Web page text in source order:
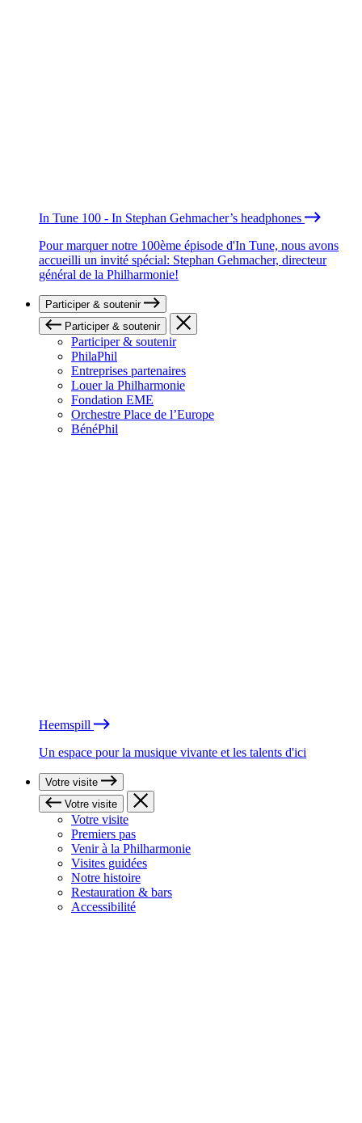
In Tune 100 - In Stephan Gehmacher’s headphones
Pour marquer notre 100ème épisode d'In Tune, nous avons
accueilli un invité spécial: Stephan Gehmacher, directeur
général de la Philharmonie!
Participer & soutenir
Participer & soutenir
Participer & soutenir
PhilaPhil
Entreprises partenaires
Louer la Philharmonie
Fondation EME
Orchestre Place de l’Europe
BénéPhil
Heemspill
Un espace pour la musique vivante et les talents d'ici
Votre visite
Votre visite
Votre visite
Premiers pas
Venir à la Philharmonie
Visites guidées
Notre histoire
Restauration & bars
Accessibilité